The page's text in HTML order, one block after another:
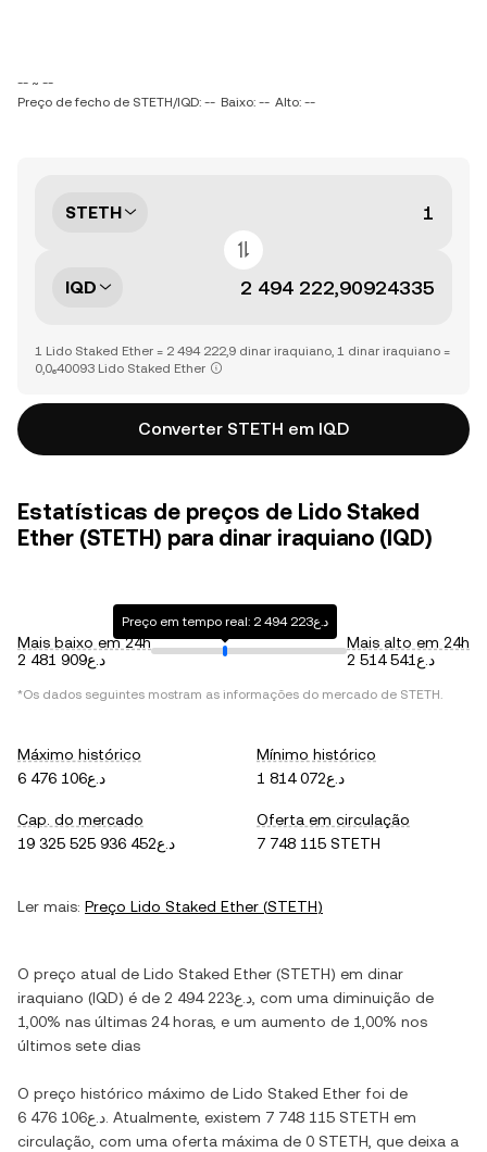
-- ~ --
Preço de fecho de STETH/IQD: -- Baixo: -- Alto: --
STETH
IQD
1 Lido Staked Ether = 2 494 222,9 dinar iraquiano, 1 dinar iraquiano =
0,0₆40093 Lido Staked Ether
Converter STETH em IQD
Estatísticas de preços de Lido Staked
Ether (STETH) para dinar iraquiano (IQD)
Mais baixo em 24h
د.ع2 481 909
Preço em tempo real: د.ع2 494 223
Mais alto em 24h
د.ع2 514 541
*Os dados seguintes mostram as informações do mercado de STETH.
Máximo histórico
د.ع6 476 106
Mínimo histórico
د.ع1 814 072
Cap. do mercado
د.ع19 325 525 936 452
Oferta em circulação
7 748 115 STETH
Ler mais: Preço Lido Staked Ether (STETH)
O preço atual de Lido Staked Ether (STETH) em dinar
iraquiano (IQD) é de د.ع2 494 223 , com uma diminuição de
1,00% nas últimas 24 horas, e um aumento de 1,00% nos
últimos sete dias
O preço histórico máximo de Lido Staked Ether foi de
د.ع6 476 106 . Atualmente, existem 7 748 115 STETH em
circulação, com uma oferta máxima de 0 STETH , que deixa a